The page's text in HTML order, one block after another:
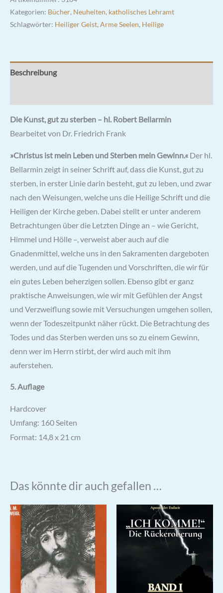
Kategorien: Bücher, Neuheiten, katholisches Lehramt
Schlagwörter: Heiliger Geist, Arme Seelen, Heilige
Beschreibung
Die Kunst, gut zu sterben – hl. Robert Bellarmin
Bearbeitet von Dr. Friedrich Frank
»Christus ist mein Leben und Sterben mein Gewinn.« Der hl.
Bellarmin zeigt in seiner Schrift auf, dass die Kunst, gut zu
sterben, in erster Linie darin besteht, gut zu leben, und zwar
nach den Weisungen, welche uns die Heilige Schrift und die
Heiligen der Kirche geben. Dabei stellt er unter anderem
Betrachtungen über die Letzten Dinge an – wie Gericht,
Himmel und Hölle –, verweist aber auch auf die
Gnadenmittel, welche uns in den Sakramenten dargeboten
werden, und auf die Tugenden und Vorschriften, die wir für
ein gutes Leben beherzigen sollen. Ebenso gibt er ganz
praktische Anweisungen, wie wir mit Gefühlen der Angst
und Verzweiflung sowie mit Versuchungen umgehen sollen,
wenn der Todeszeitpunkt näher rückt. Die Betrachtung des
Todes und das Sterben werden uns so zu einem Gewinn,
denn wer im Herrn stirbt, der wird auch mit ihm
auferstehen.
5. Auflage
Hardcover
Umfang: 160 Seiten
Format: 14,8 x 21 cm
Das könnte dir auch gefallen …